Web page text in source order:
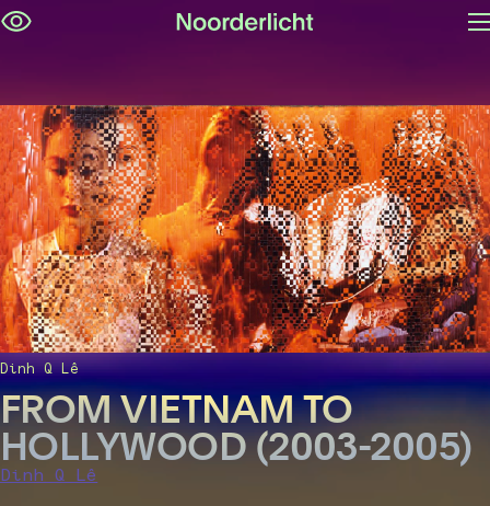
FROM VIETNAM TO
HOLLYWOOD (2003-2005)
Dinh Q Lê
Dinh Q Lê